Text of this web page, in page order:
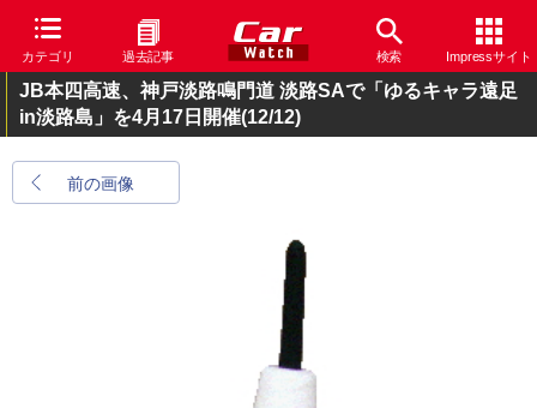
カテゴリ 過去記事 検索 Impressサイト
JB本四高速、神戸淡路鳴門道 淡路SAで「ゆるキャラ遠足
in淡路島」を4月17日開催(12/12)
前の画像